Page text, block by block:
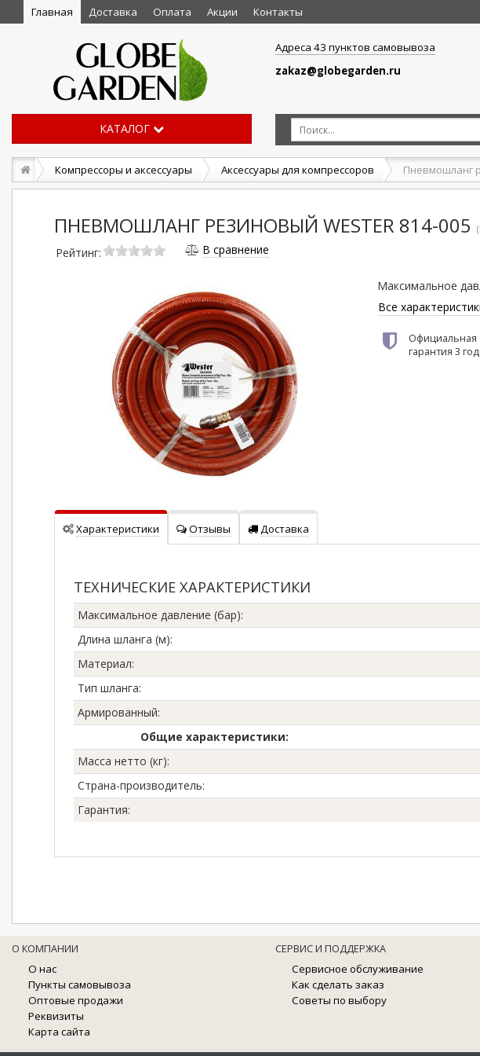
Главная Доставка Оплата Акции Контакты
Адреса 43 пунктов самовывоза
zakaz@globegarden.ru
КАТАЛОГ
Компрессоры и аксессуары Аксессуары для компрессоров
ПНЕВМОШЛАНГ РЕЗИНОВЫЙ WESTER 814-005
Рейтинг: В сравнение
Максимальное
Все
Официальная
гарантия 3
Характеристики Отзывы Доставка
ТЕХНИЧЕСКИЕ ХАРАКТЕРИСТИКИ
Максимальное давление (бар):
Длина шланга (м):
Материал:
Тип шланга:
Армированный:
Общие характеристики:
Масса нетто (кг):
Страна-производитель:
Гарантия:
О КОМПАНИИ
О нас
Пункты самовывоза
Оптовые продажи
Реквизиты
Карта сайта
СЕРВИС И ПОДДЕРЖКА
Сервисное обслуживание
Как сделать заказ
Советы по выбору